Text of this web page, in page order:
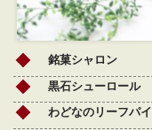
銘菓シャロン
黒石シューロール
わどなのリーフパイ